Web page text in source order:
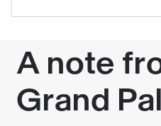
exhibition
now